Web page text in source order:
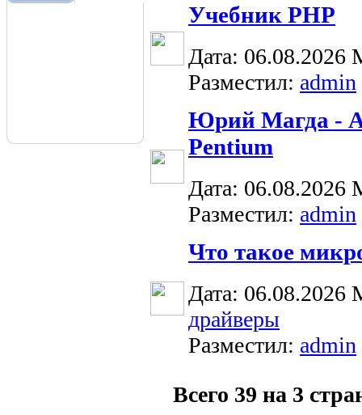
Учебник РНР
Дата: 06.08.2026
Разместил: admin
Юрий Магда -
Pentium
Дата: 06.08.2026
Разместил: admin
Что такое
Дата: 06.08.2026
драйверы
Разместил: admin
Всего 39 на 3